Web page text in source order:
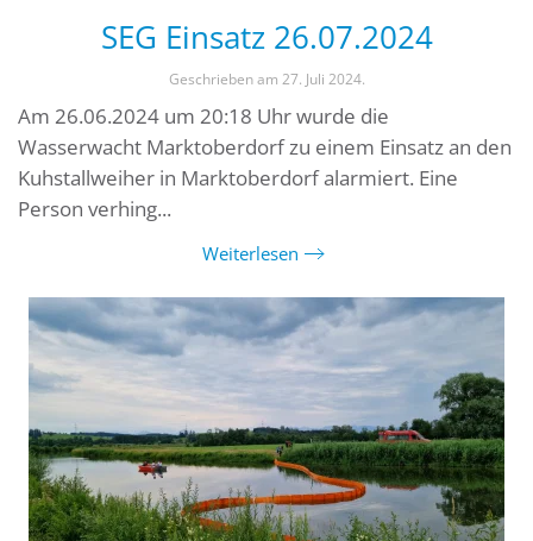
SEG Einsatz 26.07.2024
Geschrieben am 27. Juli 2024.
Am 26.06.2024 um 20:18 Uhr wurde die
Wasserwacht Marktoberdorf zu einem Einsatz an den
Kuhstallweiher in Marktoberdorf alarmiert. Eine
Person verhing...
Weiterlesen